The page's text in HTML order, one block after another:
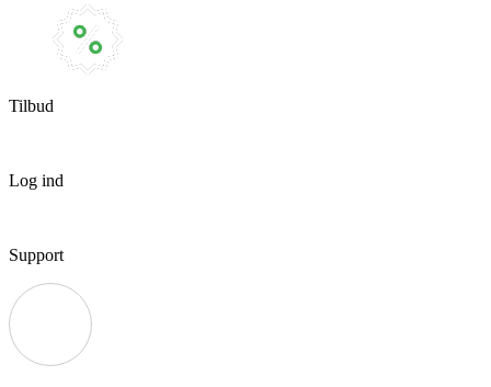
Tilbud
Log ind
Support